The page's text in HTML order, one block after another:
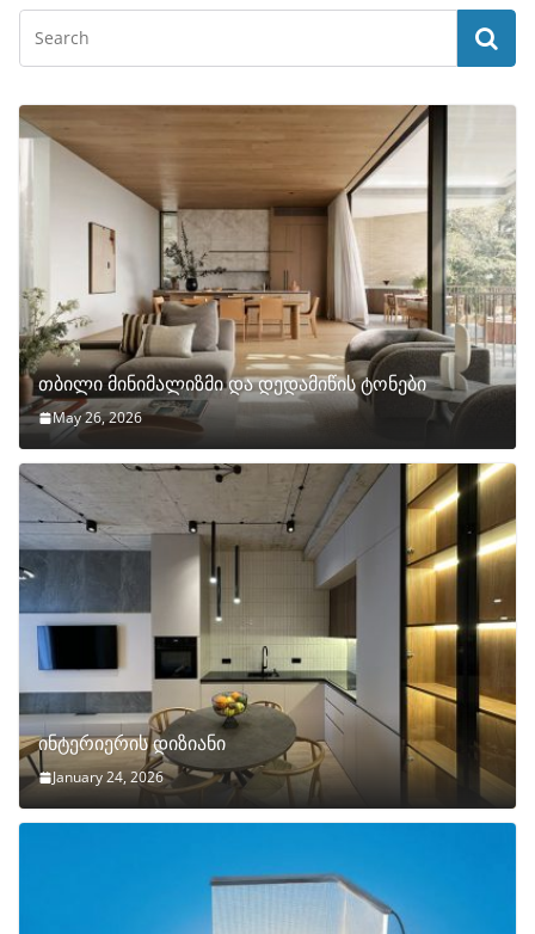
თბილი მინიმალიზმი და დედამიწის ტონები
May 26, 2026
ინტერიერის დიზიანი
January 24, 2026